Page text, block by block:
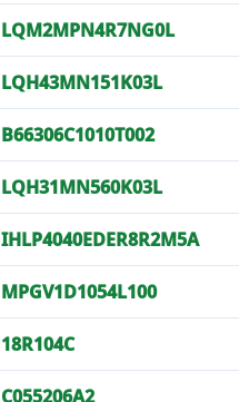
LQM2MPN4R7NG0L
LQH43MN151K03L
B66306C1010T002
LQH31MN560K03L
IHLP4040EDER8R2M5A
MPGV1D1054L100
18R104C
C055206A2